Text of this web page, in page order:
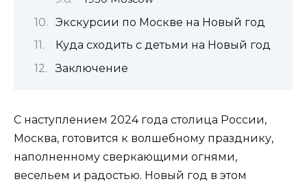
Экскурсии по Москве на Новый год
Куда сходить с детьми на Новый год
Заключение
С наступлением 2024 года столица России,
Москва, готовится к волшебному празднику,
наполненному сверкающими огнями,
весельем и радостью. Новый год в этом